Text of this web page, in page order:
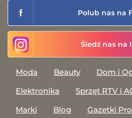
Polub nas na
Śledź nas na
Moda Beauty Dom i
Elektronika
Sprzęt RTV i
Marki
Blog
Gazetki